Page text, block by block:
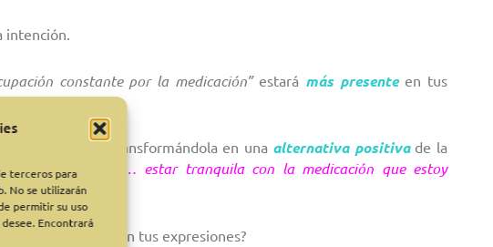
terceros para
No se utilizarán
permitir su uso
Encontrará
intención.
constante por la medicación”estará más presenteen tus
el “no” y transformándola en una alternativa positivade la
intentaré//… estar tranquila con la medicación que estoy
hacer uso de ella en tus expresiones?